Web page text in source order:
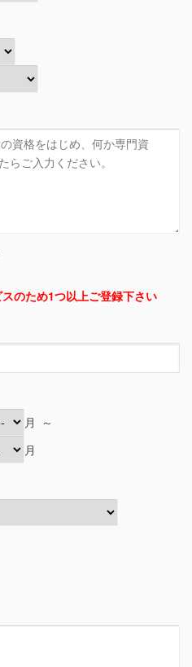
のため1つ以上ご登録下さい
月
～
月